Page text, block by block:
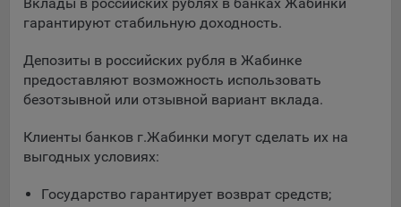
используется для обеспечения корректной работы сайта.
данной цели:
Сервис хранения информации, предоставляемый
технолоджи», 220069 г. Минск, пр-т Дзержинского, д.3Б,
пом.44.
Рекламные Cookie
гарантируют стабильную доходность.
Депозиты в российских рубля в Жабинке
предоставляют возможность использовать
безотзывной или отзывной вариант вклада.
Клиенты банков г.Жабинки могут сделать их на
выгодных условиях:
Государство гарантирует возврат средств;